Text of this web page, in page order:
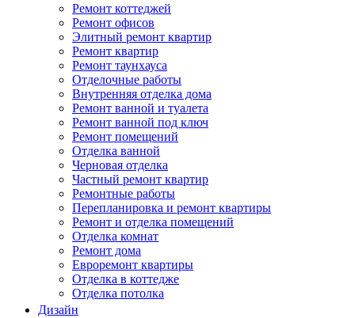
Ремонт коттеджей
Ремонт офисов
Элитный ремонт квартир
Ремонт квартир
Ремонт таунхауса
Отделочные работы
Внутренняя отделка дома
Ремонт ванной и туалета
Ремонт ванной под ключ
Ремонт помещений
Отделка ванной
Черновая отделка
Частный ремонт квартир
Ремонтные работы
Перепланировка и ремонт квартиры
Ремонт и отделка помещений
Отделка комнат
Ремонт дома
Евроремонт квартиры
Отделка в коттедже
Отделка потолка
Дизайн